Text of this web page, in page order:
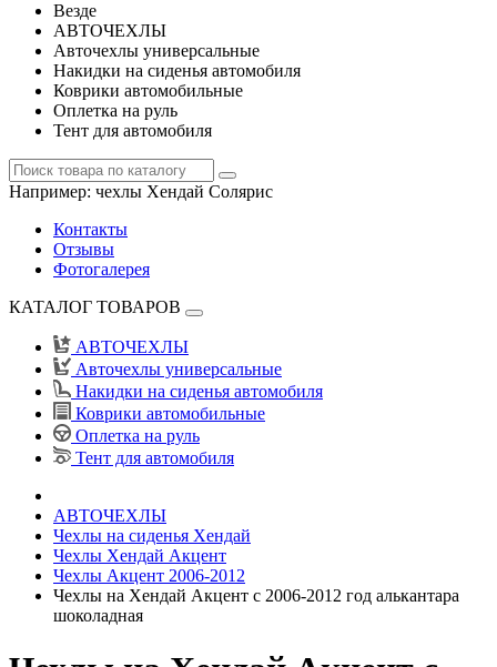
Везде
АВТОЧЕХЛЫ
Авточехлы универсальные
Накидки на сиденья автомобиля
Коврики автомобильные
Оплетка на руль
Тент для автомобиля
Например: чехлы Хендай Солярис
Контакты
Отзывы
Фотогалерея
КАТАЛОГ ТОВАРОВ
АВТОЧЕХЛЫ
Авточехлы универсальные
Накидки на сиденья автомобиля
Коврики автомобильные
Оплетка на руль
Тент для автомобиля
АВТОЧЕХЛЫ
Чехлы на сиденья Хендай
Чехлы Хендай Акцент
Чехлы Акцент 2006-2012
Чехлы на Хендай Акцент с 2006-2012 год алькантара
шоколадная